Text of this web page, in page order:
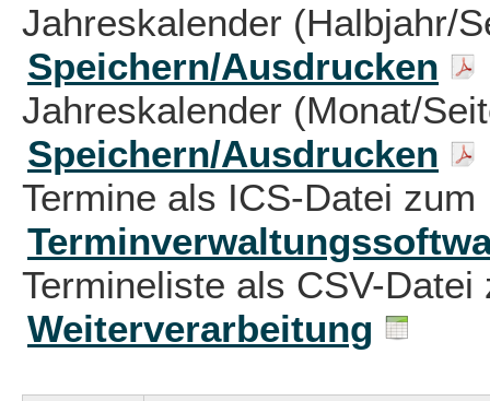
Jahreskalender (Halbjahr/
Speichern/Ausdrucken
Jahreskalender (Monat/
Speichern/Ausdrucken
Termine als ICS-Datei zum
Termineliste als CSV-
Weiterverarbeitung